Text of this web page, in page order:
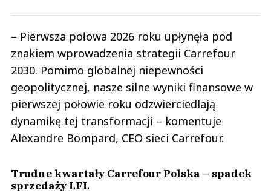
– Pierwsza połowa 2026 roku upłynęła pod
znakiem wprowadzenia strategii Carrefour
2030. Pomimo globalnej niepewności
geopolitycznej, nasze silne wyniki finansowe w
pierwszej połowie roku odzwierciedlają
dynamikę tej transformacji – komentuje
Alexandre Bompard, CEO sieci Carrefour.
Trudne kwartały Carrefour Polska – spadek
sprzedaży LFL